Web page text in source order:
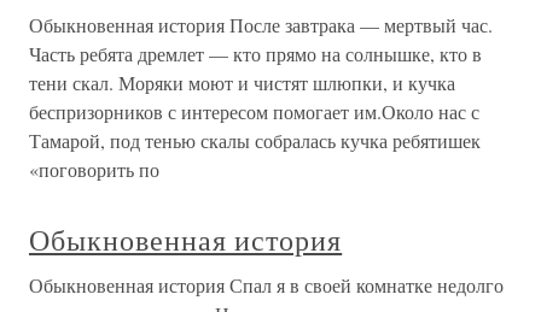
Обыкновенная история После завтрака — мертвый час.
Часть ребята дремлет — кто прямо на солнышке, кто в
тени скал. Моряки моют и чистят шлюпки, и кучка
беспризорников с интересом помогает им.Около нас с
Тамарой, под тенью скалы собралась кучка ребятишек
«поговорить по
Обыкновенная история
Обыкновенная история Спал я в своей комнатке недолго